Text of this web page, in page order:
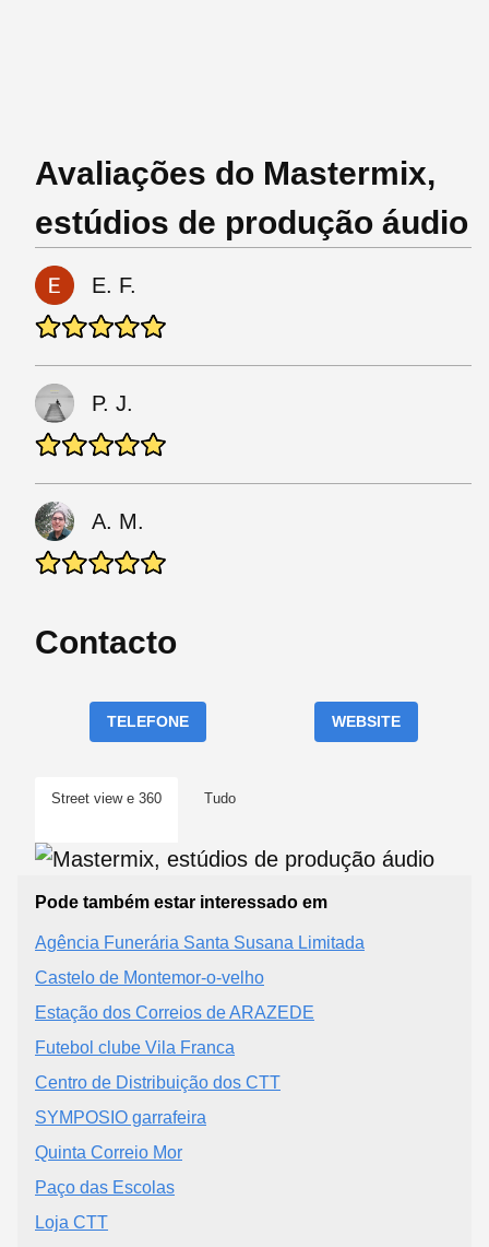
Avaliações do Mastermix,
estúdios de produção áudio
E. F.
P. J.
A. M.
Contacto
TELEFONE WEBSITE
Street view e 360 Tudo
Pode também estar interessado em
Agência Funerária Santa Susana Limitada
Castelo de Montemor-o-velho
Estação dos Correios de ARAZEDE
Futebol clube Vila Franca
Centro de Distribuição dos CTT
SYMPOSIO garrafeira
Quinta Correio Mor
Paço das Escolas
Loja CTT